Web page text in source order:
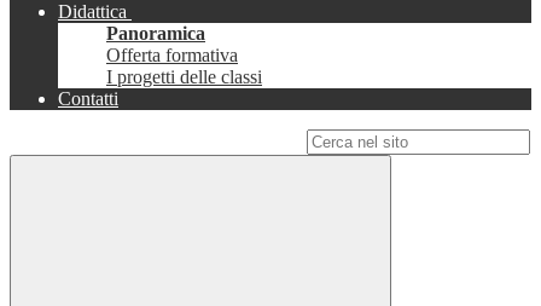
Didattica
Panoramica
Offerta formativa
I progetti delle classi
Contatti